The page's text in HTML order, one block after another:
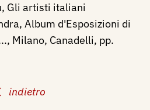
indietro
Gli artisti italiani
Album d'Esposizioni di
Milano, Canadelli, pp.